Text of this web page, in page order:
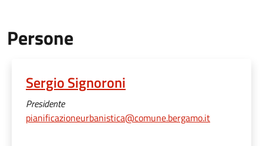
Persone
Sergio Signoroni
Presidente
pianificazioneurbanistica@comune.bergamo.it